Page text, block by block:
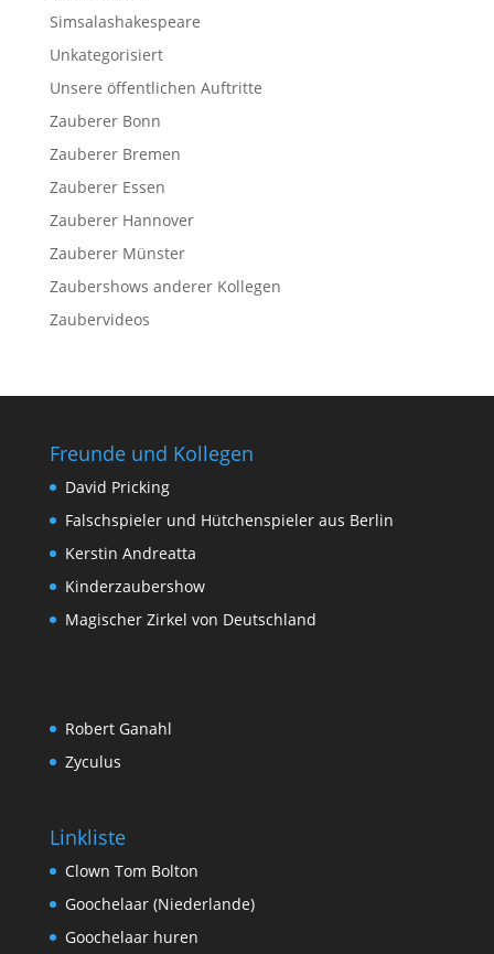
Simsalashakespeare
Unkategorisiert
Unsere öffentlichen Auftritte
Zauberer Bonn
Zauberer Bremen
Zauberer Essen
Zauberer Hannover
Zauberer Münster
Zaubershows anderer Kollegen
Zaubervideos
Freunde und Kollegen
David Pricking
Falschspieler und Hütchenspieler aus Berlin
Kerstin Andreatta
Kinderzaubershow
Magischer Zirkel von Deutschland
Robert Ganahl
Zyculus
Linkliste
Clown Tom Bolton
Goochelaar (Niederlande)
Goochelaar huren